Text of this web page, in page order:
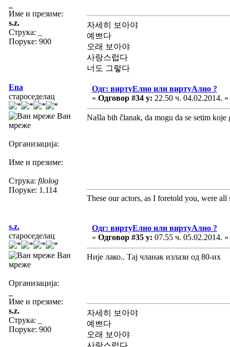
Име и презиме:
s.z.
Струка:
Поруке: 900
자세히 보아야
예쁘다
오래 보아야
사랑스럽다
너도 그렇다
Ena
староседелац
Ван
мреже
Организација:
Име и презиме:
Струка: filolog
Поруке: 1.114
Одг: виртуЕлно или виртуАлно ?
« Одговор #34 у: 22.50 ч. 04.02.2014. »
Našla bih članak, da mogu da se setim
These our actors, as I foretold you, were
s.z.
староседелац
Ван
мреже
Организација:
Име и презиме:
s.z.
Струка:
Поруке: 900
Одг: виртуЕлно или виртуАлно ?
« Одговор #35 у: 07.55 ч. 05.02.2014. »
Није лако.. Тај чланак излази од 80-их
자세히 보아야
예쁘다
오래 보아야
사랑스럽다